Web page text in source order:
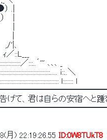
.|
|
|
|
、
／:::..´''' ､､､ _
i::..＼
l::::::: l
げて、君は自らの安宿へと踵
月) 22:19:26.55 ID:0W8TUkT8